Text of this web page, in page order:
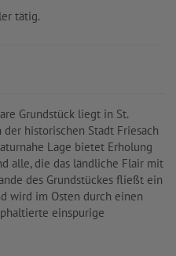
tätig.
Grundstück liegt in St.
historischen Stadt Friesach
Lage bietet Erholung
alle, die das ländliche Flair mit
des Grundstückes fließt ein
wird im Osten durch einen
einspurige